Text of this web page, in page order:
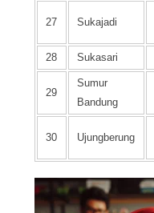
27 Sukajadi
28 Sukasari
29
Sumur
Bandung
30 Ujungberung